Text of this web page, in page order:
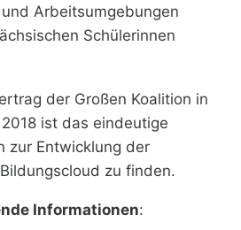
Arbeitsumgebungen
Schülerinnen
der Großen Koalition in
ist das eindeutige
zur Entwicklung der
zu finden.
Informationen: